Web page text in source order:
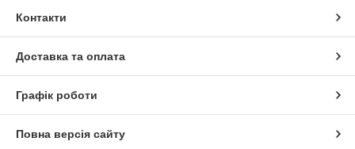
Контакти
Доставка та оплата
Графік роботи
Повна версія сайту